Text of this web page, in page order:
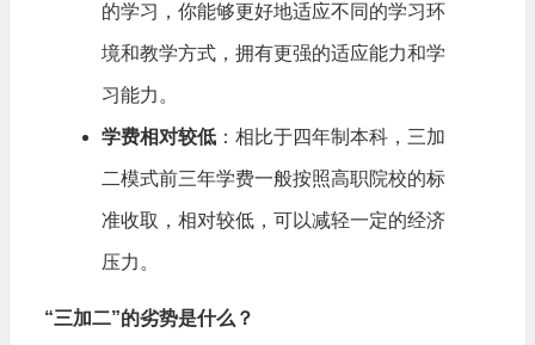
的学习，你能够更好地适应不同的学习环
境和教学方式，拥有更强的适应能力和学
习能力。
学费相对较低：相比于四年制本科，三加
二模式前三年学费一般按照高职院校的标
准收取，相对较低，可以减轻一定的经济
压力。
“三加二”的劣势是什么？